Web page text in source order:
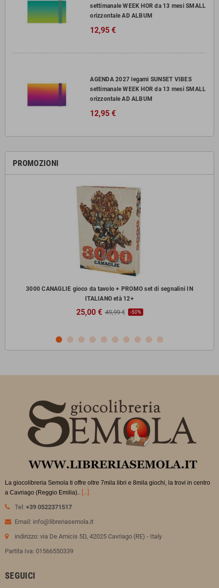
settimanale WEEK HOR da 13 mesi SMALL
orizzontale AD ALBUM
12,95 €
AGENDA 2027 legami SUNSET VIBES
settimanale WEEK HOR da 13 mesi SMALL
orizzontale AD ALBUM
12,95 €
PROMOZIONI
3000 CANAGLIE gioco da tavolo + PROMO set di segnalini IN
ITALIANO età 12+
25,00 € 49,99 € -50%
La giocolibreria Semola ti offre oltre 7mila libri e 8mila giochi, la trovi in centro
a Cavriago (Reggio Emilia).. [...]
Tel: +39 0522371517
Email: info@libreriasemola.it
indirizzo: via De Amicis 5D, 42025 Cavriago (RE) - Italy
Partita Iva: 01566550339
SEGUICI